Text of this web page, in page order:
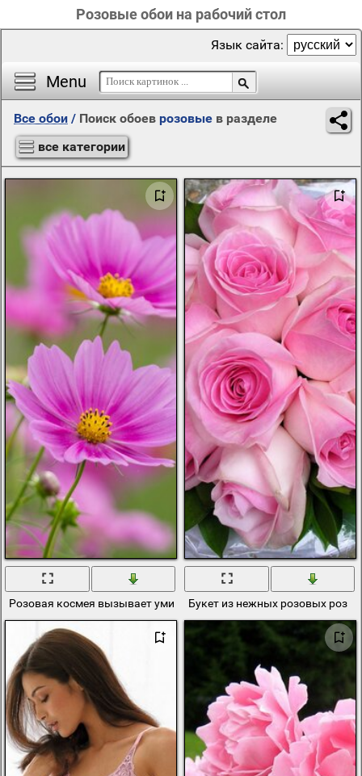
Розовые обои на рабочий стол
Menu
Язык сайта:
Все обои / Поиск обоев розовые в разделе
все категории
Розовая космея вызывает умилениеБукет из нежных розовых роз